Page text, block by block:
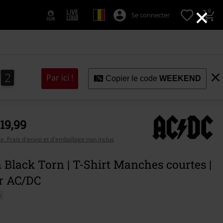
×
Se connecter 0
0
1
0
2
1 Par ici ! Copier le codeWEEKEND
Frais d'envoi et d'emballage non inclus
Black Torn | T-Shirt Manches courtes |
AC/DC